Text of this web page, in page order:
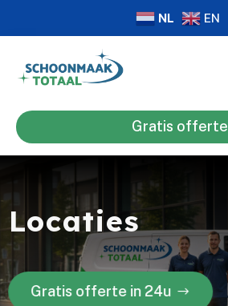
NL EN
Gratis offerte
Locaties
Gratis offerte in 24u